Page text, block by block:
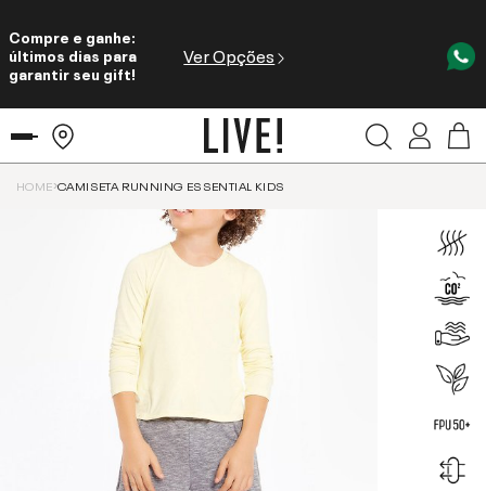
Compre e ganhe:
últimos dias para
garantir seu gift!
Ver Opções
HOME CAMISETA RUNNING ESSENTIAL KIDS